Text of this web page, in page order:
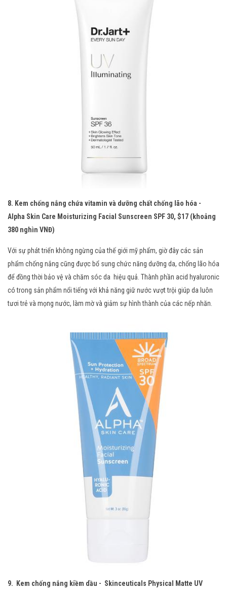
8. Kem chống nắng chứa vitamin và dưỡng chất chống lão hóa -
Alpha Skin Care Moisturizing Facial Sunscreen SPF 30, $17 (khoảng
380 nghìn VNĐ)
Với sự phát triển không ngừng của thế giới mỹ phẩm, giờ đây các sản
phẩm chống nắng cũng được bổ sung chức năng dưỡng da, chống lão hóa
để đồng thời bảo vệ và chăm sóc da hiệu quả. Thành phần acid hyaluronic
có trong sản phẩm nổi tiếng với khả năng giữ nước vượt trội giúp da luôn
tươi trẻ và mọng nước, làm mờ và giảm sự hình thành của các nếp nhăn.
9. Kem chống nắng kiềm dầu - Skinceuticals Physical Matte UV